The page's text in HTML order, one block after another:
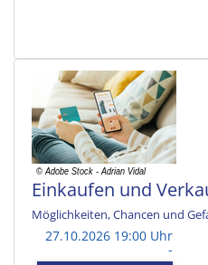
Einkaufen und
Möglichkeiten, Chancen und
27.10.2026 19:00 Uhr
-